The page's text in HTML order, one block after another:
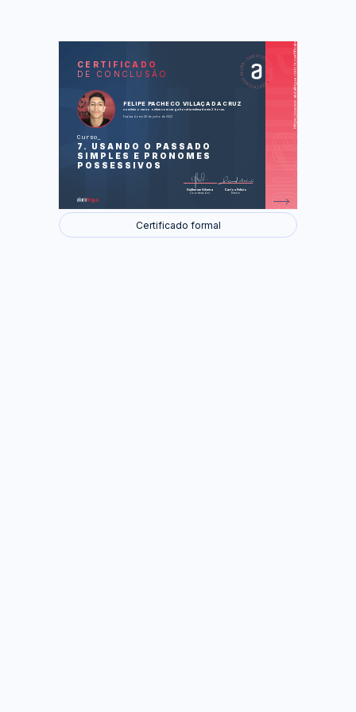
CERTIFICADO
DE CONCLUSÃO
FELIPE PACHECO VILLAÇA DA CRUZ
concluiu o curso online com carga horária estimada em 2 horas.
Finalizado em 28 de junho de 2022
Curso
7. USANDO O PASSADO
SIMPLES E PRONOMES
POSSESSIVOS
Guilherme Silveira
Coordenador
Carlos Felício
Diretor
https://cursos.aluralingua.com.br/certificate/f3f71cb0-8391-44e9-adcb-0a21711ef611
LAS
Taxi (Táxi)
Buying a SIM card (Comprando um
At a Starbucks (Em um Starbucks)
Certificado formal